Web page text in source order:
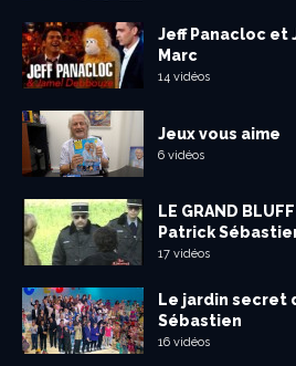
Jeff Panacloc et
Marc
14 vidéos
Jeux vous aime
6 vidéos
LE GRAND
Patrick
17 vidéos
Le jardin secret
Sébastien
16 vidéos